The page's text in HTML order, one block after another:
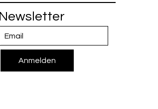
Newsletter
Anmelden